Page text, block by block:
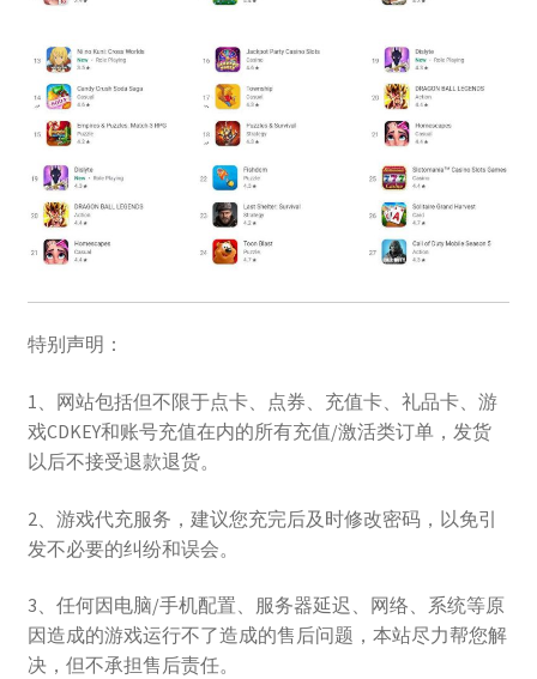
特别声明：
1、网站包括但不限于点卡、点券、充值卡、礼品卡、游
戏CDKEY和账号充值在内的所有充值/激活类订单，发货
以后不接受退款退货。
2、游戏代充服务，建议您充完后及时修改密码，以免引
发不必要的纠纷和误会。
3、任何因电脑/手机配置、服务器延迟、网络、系统等原
因造成的游戏运行不了造成的售后问题，本站尽力帮您解
决，但不承担售后责任。